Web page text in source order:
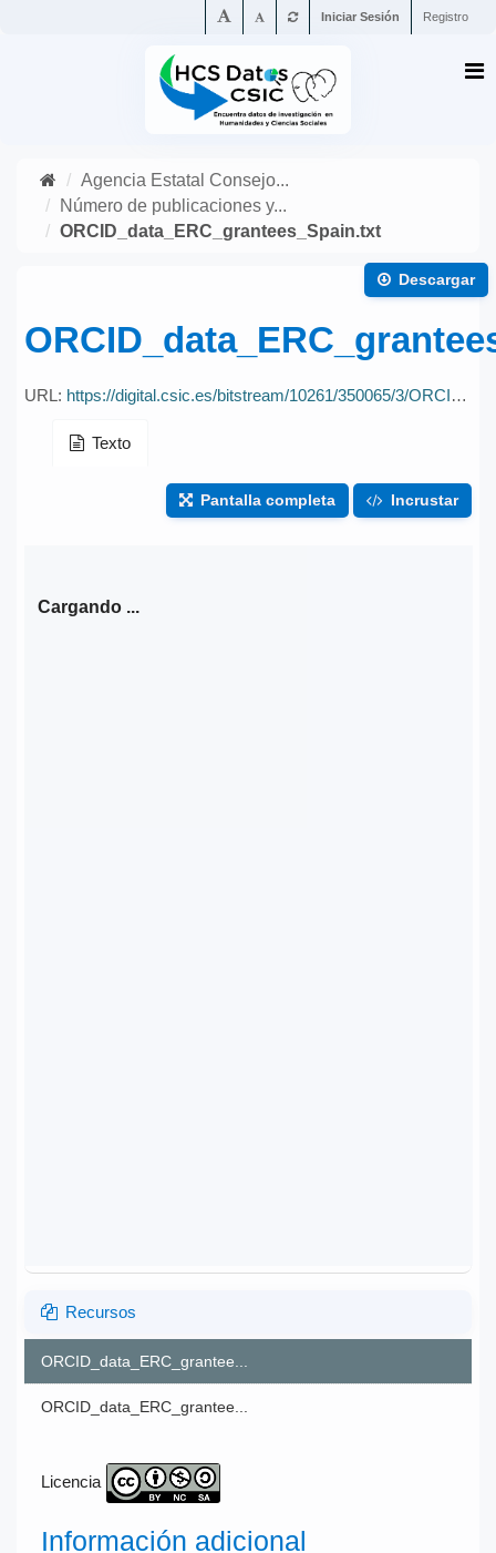
Iniciar Sesión Registro
Agencia Estatal Consejo...
Número de publicaciones y...
ORCID_data_ERC_grantees_Spain.txt
Descargar
URL: https://digital.csic.es/bitstream/10261/350065/3/ORCID_data_ERC_grantees_Spain.txt
Texto
Pantalla completa Incrustar
Recursos
ORCID_data_ERC_grantee...
ORCID_data_ERC_grantee...
Licencia
Información adicional